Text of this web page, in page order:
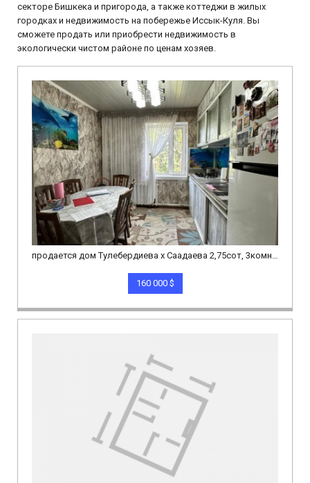
секторе Бишкека и пригорода, а также коттеджи в жилых
городках и недвижимость на побережье Иссык-Куля. Вы
сможете продать или приобрести недвижимость в
экологически чистом районе по ценам хозяев.
160 000 $